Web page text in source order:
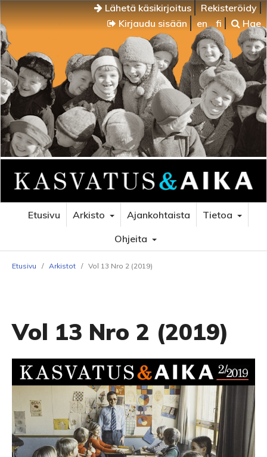
Lähetä käsikirjoitus
Rekisteröidy
Kirjaudu sisään
en fi Hae
Etusivu Arkisto Ajankohtaista
Tietoa
Ohjeita
Etusivu / Arkistot / Vol 13 Nro 2 (2019)
Vol 13 Nro 2 (2019)